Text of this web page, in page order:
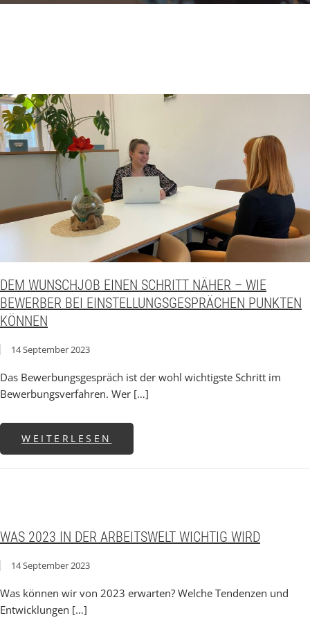
DEM WUNSCHJOB EINEN SCHRITT NÄHER – WIE
BEWERBER BEI EINSTELLUNGSGESPRÄCHEN PUNKTEN
KÖNNEN
14 September 2023
Das Bewerbungsgespräch ist der wohl wichtigste Schritt im
Bewerbungsverfahren. Wer […]
WEITERLESEN
WAS 2023 IN DER ARBEITSWELT WICHTIG WIRD
14 September 2023
Was können wir von 2023 erwarten? Welche Tendenzen und
Entwicklungen […]